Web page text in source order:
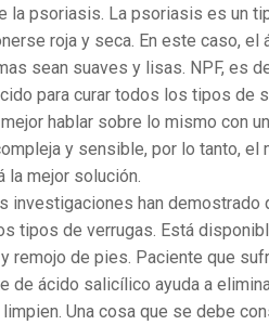
la psoriasis. La psoriasis es un
roja y seca. En este caso, el
sean suaves y lisas. NPF, es
para curar todos los tipos de
hablar sobre lo mismo con
y sensible, por lo tanto, el
la mejor solución.
investigaciones han demostrado
tipos de verrugas. Está
remojo de pies. Paciente que
de ácido salicílico ayuda a
Una cosa que se debe